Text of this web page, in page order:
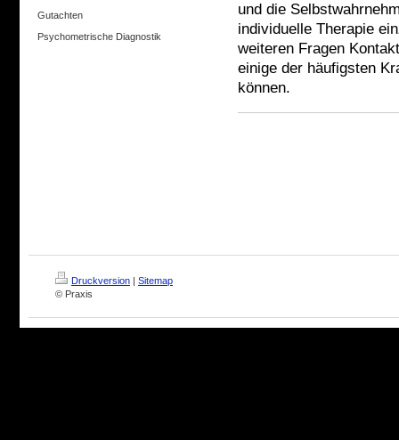
Gutachten
Psychometrische Diagnostik
und die
individuelle Therapie
weiteren Fragen
einige der häufigsten
können .
Druckversion | Sitemap
© Praxis